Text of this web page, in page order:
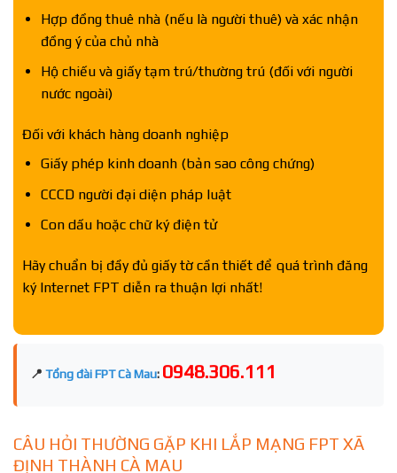
Hợp đồng thuê nhà (nếu là người thuê) và xác nhận
đồng ý của chủ nhà
Hộ chiếu và giấy tạm trú/thường trú (đối với người
nước ngoài)
Đối với khách hàng doanh nghiệp
Giấy phép kinh doanh (bản sao công chứng)
CCCD người đại diện pháp luật
Con dấu hoặc chữ ký điện tử
Hãy chuẩn bị đầy đủ giấy tờ cần thiết để quá trình đăng
ký Internet FPT diễn ra thuận lợi nhất!
📍 Tổng đài FPT Cà Mau: 0948.306.111
CÂU HỎI THƯỜNG GẶP KHI LẮP MẠNG FPT XÃ
ĐỊNH THÀNH CÀ MAU